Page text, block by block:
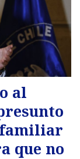
al
que no